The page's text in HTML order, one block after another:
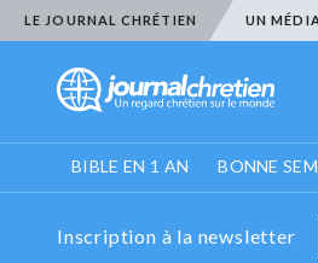
LE JOURNAL CHRÉTIEN UN
BIBLE EN 1 AN BONNE
Inscription à la newsletter